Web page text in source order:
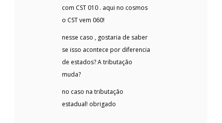
com CST 010 . aqui no cosmos
o CST vem 060!
nesse caso , gostaria de saber
se isso acontece por diferencia
de estados? A tributação
muda?
no caso na tributação
estadual! obrigado